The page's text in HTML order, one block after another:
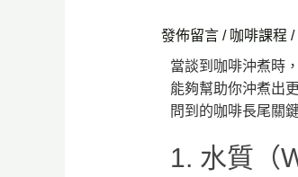
發佈留言 / 咖啡課程 /
當談到咖啡沖煮時
能夠幫助你沖煮出
問到的咖啡長尾關
1. 水質（